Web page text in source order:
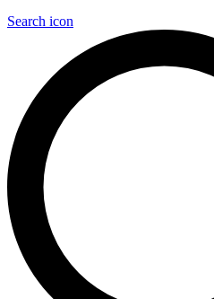
Search icon